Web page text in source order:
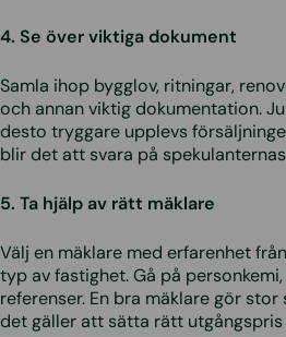
4. Se över viktiga dokument
Samla ihop bygglov, ritningar,
och annan viktig dokumentation.
desto tryggare upplevs
blir det att svara på
5. Ta hjälp av rätt mäklare
Välj en mäklare med erfarenhet
typ av fastighet. Gå på
referenser. En bra mäklare gör
det gäller att sätta rätt